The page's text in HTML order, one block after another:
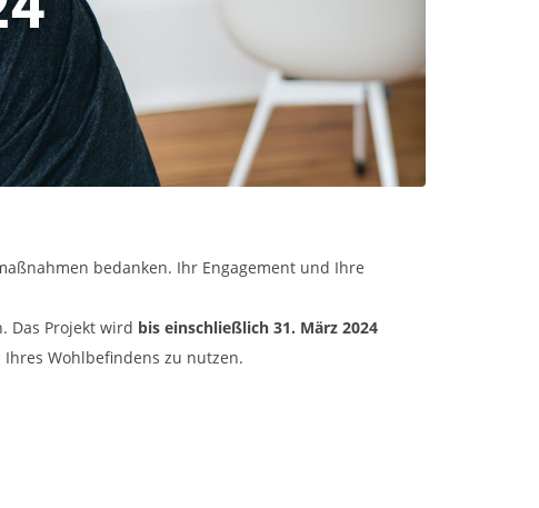
bedanken. Ihr Engagement und Ihre
Das Projekt wird bis einschließlich 31. März 2024
Wohlbefindens zu nutzen.